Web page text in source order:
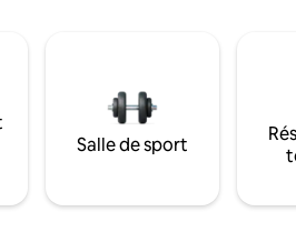
Salle de sport